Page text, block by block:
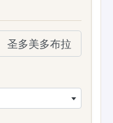
圣多美多布拉